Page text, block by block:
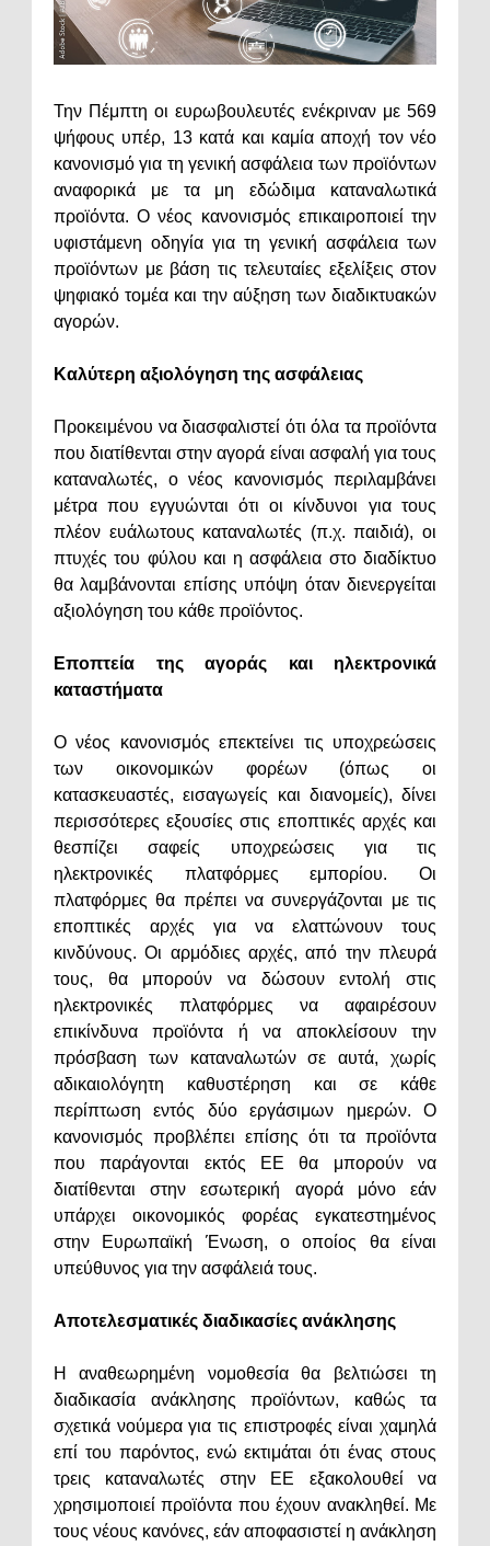
Την Πέμπτη οι ευρωβουλευτές ενέκριναν με 569
ψήφους υπέρ, 13 κατά και καμία αποχή τον νέο
κανονισμό για τη γενική ασφάλεια των προϊόντων
αναφορικά με τα μη εδώδιμα καταναλωτικά
προϊόντα. Ο νέος κανονισμός επικαιροποιεί την
υφιστάμενη οδηγία για τη γενική ασφάλεια των
προϊόντων με βάση τις τελευταίες εξελίξεις στον
ψηφιακό τομέα και την αύξηση των διαδικτυακών
αγορών.
Καλύτερη αξιολόγηση της ασφάλειας
Προκειμένου να διασφαλιστεί ότι όλα τα προϊόντα
που διατίθενται στην αγορά είναι ασφαλή για τους
καταναλωτές, ο νέος κανονισμός περιλαμβάνει
μέτρα που εγγυώνται ότι οι κίνδυνοι για τους
πλέον ευάλωτους καταναλωτές (π.χ. παιδιά), οι
πτυχές του φύλου και η ασφάλεια στο διαδίκτυο
θα λαμβάνονται επίσης υπόψη όταν διενεργείται
αξιολόγηση του κάθε προϊόντος.
Εποπτεία της αγοράς και ηλεκτρονικά
καταστήματα
Ο νέος κανονισμός επεκτείνει τις υποχρεώσεις
των οικονομικών φορέων (όπως οι
κατασκευαστές, εισαγωγείς και διανομείς), δίνει
περισσότερες εξουσίες στις εποπτικές αρχές και
θεσπίζει σαφείς υποχρεώσεις για τις
ηλεκτρονικές πλατφόρμες εμπορίου. Οι
πλατφόρμες θα πρέπει να συνεργάζονται με τις
εποπτικές αρχές για να ελαττώνουν τους
κινδύνους. Οι αρμόδιες αρχές, από την πλευρά
τους, θα μπορούν να δώσουν εντολή στις
ηλεκτρονικές πλατφόρμες να αφαιρέσουν
επικίνδυνα προϊόντα ή να αποκλείσουν την
πρόσβαση των καταναλωτών σε αυτά, χωρίς
αδικαιολόγητη καθυστέρηση και σε κάθε
περίπτωση εντός δύο εργάσιμων ημερών. Ο
κανονισμός προβλέπει επίσης ότι τα προϊόντα
που παράγονται εκτός ΕΕ θα μπορούν να
διατίθενται στην εσωτερική αγορά μόνο εάν
υπάρχει οικονομικός φορέας εγκατεστημένος
στην Ευρωπαϊκή Ένωση, ο οποίος θα είναι
υπεύθυνος για την ασφάλειά τους.
Αποτελεσματικές διαδικασίες ανάκλησης
Η αναθεωρημένη νομοθεσία θα βελτιώσει τη
διαδικασία ανάκλησης προϊόντων, καθώς τα
σχετικά νούμερα για τις επιστροφές είναι χαμηλά
επί του παρόντος, ενώ εκτιμάται ότι ένας στους
τρεις καταναλωτές στην ΕΕ εξακολουθεί να
χρησιμοποιεί προϊόντα που έχουν ανακληθεί. Με
τους νέους κανόνες, εάν αποφασιστεί η ανάκληση